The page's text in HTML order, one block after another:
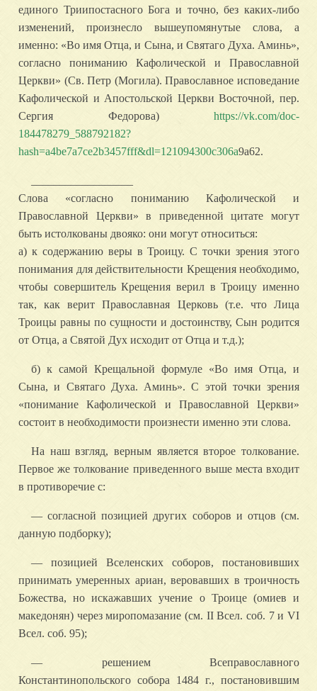
единого Триипостасного Бога и точно, без каких-либо
изменений, произнесло вышеупомянутые слова, а
именно: «Во имя Отца, и Сына, и Святаго Духа. Аминь»,
согласно пониманию Кафолической и Православной
Церкви» (Св. Петр (Могила). Православное исповедание
Кафолической и Апостольской Церкви Восточной, пер.
Сергия Федорова) https://vk.com/doc-
184478279_588792182?
hash=a4be7a7ce2b3457fff&dl=121094300c306a9a62.
Слова «согласно пониманию Кафолической и
Православной Церкви» в приведенной цитате могут
быть истолкованы двояко: они могут относиться:
а) к содержанию веры в Троицу. С точки зрения этого
понимания для действительности Крещения необходимо,
чтобы совершитель Крещения верил в Троицу именно
так, как верит Православная Церковь (т.е. что Лица
Троицы равны по сущности и достоинству, Сын родится
от Отца, а Святой Дух исходит от Отца и т.д.);
б) к самой Крещальной формуле «Во имя Отца, и
Сына, и Святаго Духа. Аминь». С этой точки зрения
«понимание Кафолической и Православной Церкви»
состоит в необходимости произнести именно эти слова.
На наш взгляд, верным является второе толкование.
Первое же толкование приведенного выше места входит
в противоречие с:
— согласной позицией других соборов и отцов (см.
данную подборку);
— позицией Вселенских соборов, постановивших
принимать умеренных ариан, веровавших в троичность
Божества, но искажавших учение о Троице (омиев и
македонян) через миропомазание (см. II Всел. соб. 7 и VI
Всел. соб. 95);
— решением Всеправославного
Константинопольского собора 1484 г., постановившим